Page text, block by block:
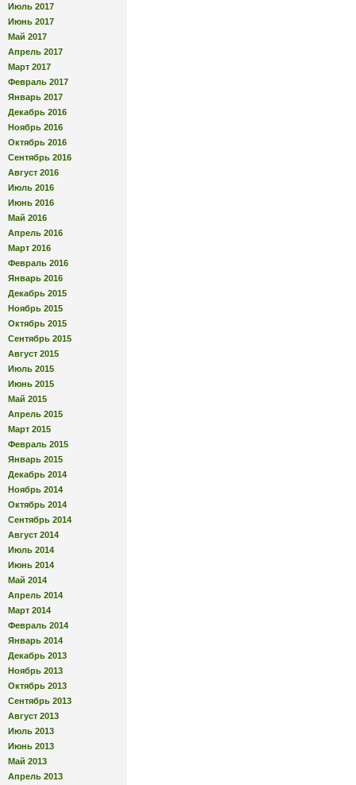
Июль 2017
Июнь 2017
Май 2017
Апрель 2017
Март 2017
Февраль 2017
Январь 2017
Декабрь 2016
Ноябрь 2016
Октябрь 2016
Сентябрь 2016
Август 2016
Июль 2016
Июнь 2016
Май 2016
Апрель 2016
Март 2016
Февраль 2016
Январь 2016
Декабрь 2015
Ноябрь 2015
Октябрь 2015
Сентябрь 2015
Август 2015
Июль 2015
Июнь 2015
Май 2015
Апрель 2015
Март 2015
Февраль 2015
Январь 2015
Декабрь 2014
Ноябрь 2014
Октябрь 2014
Сентябрь 2014
Август 2014
Июль 2014
Июнь 2014
Май 2014
Апрель 2014
Март 2014
Февраль 2014
Январь 2014
Декабрь 2013
Ноябрь 2013
Октябрь 2013
Сентябрь 2013
Август 2013
Июль 2013
Июнь 2013
Май 2013
Апрель 2013